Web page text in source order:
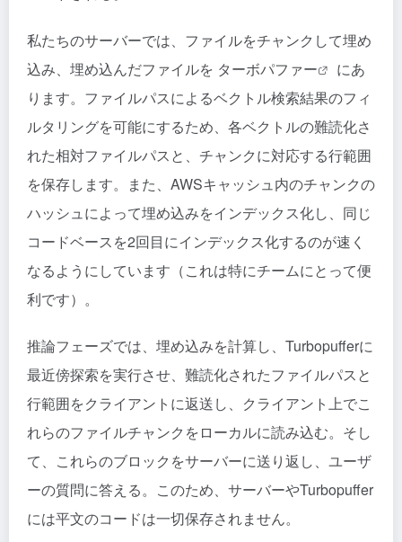
私たちのサーバーでは、ファイルをチャンクして埋め
込み、埋め込んだファイルを ターボパファー
にあ
ります。ファイルパスによるベクトル検索結果のフィ
ルタリングを可能にするため、各ベクトルの難読化さ
れた相対ファイルパスと、チャンクに対応する行範囲
を保存します。また、AWSキャッシュ内のチャンクの
ハッシュによって埋め込みをインデックス化し、同じ
コードベースを2回目にインデックス化するのが速く
なるようにしています（これは特にチームにとって便
利です）。
推論フェーズでは、埋め込みを計算し、Turbopufferに
最近傍探索を実行させ、難読化されたファイルパスと
行範囲をクライアントに返送し、クライアント上でこ
れらのファイルチャンクをローカルに読み込む。そし
て、これらのブロックをサーバーに送り返し、ユーザ
ーの質問に答える。このため、サーバーやTurbopuffer
には平文のコードは一切保存されません。